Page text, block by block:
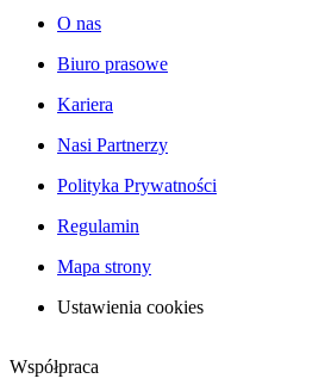
O nas
Biuro prasowe
Kariera
Nasi Partnerzy
Polityka Prywatności
Regulamin
Mapa strony
Ustawienia cookies
Współpraca